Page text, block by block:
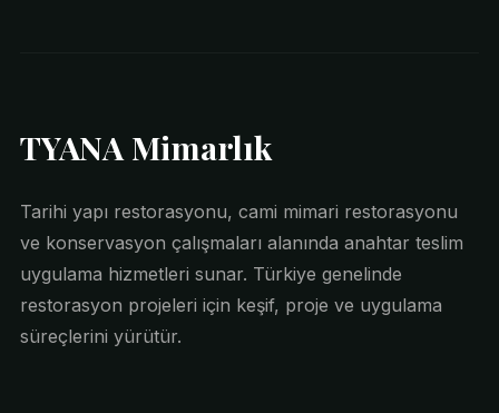
TYANA Mimarlık
Tarihi yapı restorasyonu, cami mimari restorasyonu
ve konservasyon çalışmaları alanında anahtar teslim
uygulama hizmetleri sunar. Türkiye genelinde
restorasyon projeleri için keşif, proje ve uygulama
süreçlerini yürütür.